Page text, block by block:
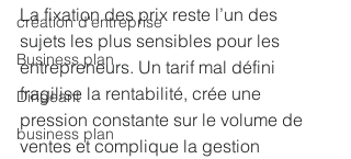
création d'entreprise
Business plan
Dirigeant
business plan
La fixation des prix reste l’un des
sujets les plus sensibles pour les
entrepreneurs. Un tarif mal défini
fragilise la rentabilité, crée une
pression constante sur le volume de
ventes et complique la gestion